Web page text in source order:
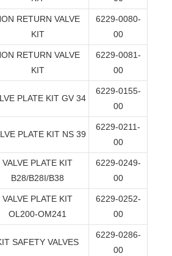
RETURN VALVE
KIT
6229-0080-
00
RETURN VALVE
KIT
6229-0081-
00
PLATE KIT GV 34
6229-0155-
00
PLATE KIT NS 39
6229-0211-
00
VALVE PLATE KIT
B28/B28I/B38
6229-0249-
00
VALVE PLATE KIT
OL200-OM241
6229-0252-
00
SAFETY VALVES
6229-0286-
00